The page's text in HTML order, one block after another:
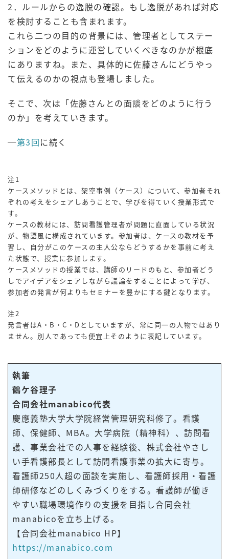
2．ルールからの逸脱の確認。もし逸脱があれば対応
を検討することも含まれます。
これら二つの目的の背景には、管理者としてステー
ションをどのように運営していくべきなのかが根底
にありますね。また、具体的に佐藤さんにどうやっ
て伝えるのかの視点も登場しました。
そこで、次は「佐藤さんとの面談をどのように行う
のか」を考えていきます。
─第3回に続く
注1
ケースメソッドとは、架空事例（ケース）について、参加者それ
ぞれの考えをシェアしあうことで、学びを得ていく授業形式で
す。
ケースの教材には、訪問看護管理者が問題に直面している状況
が、物語風に構成されています。参加者は、ケースの教材を予
習し、自分がこのケースの主人公ならどうするかを事前に考え
た状態で、授業に参加します。
ケースメソッドの授業では、講師のリードのもと、参加者どう
しでアイデアをシェアしながら議論をすることによって学び、
参加者の発言が何よりもセミナーを豊かにする鍵となります。
注2
発言者はA・B・C・Dとしていますが、常に同一の人物ではあり
ません。別人であっても便宜上そのように表記しています。
執筆
鶴ケ谷理子
合同会社manabico代表
慶應義塾大学大学院経営管理研究科修了。看護
師、保健師、MBA。大学病院（精神科）、訪問看
護、事業会社での人事を経験後、株式会社やさし
い手看護部長として訪問看護事業の拡大に寄与。
看護師250人超の面談を実施し、看護師採用・看護
師研修などのしくみづくりをする。看護師が働き
やすい職場環境作りの支援を目指し合同会社
manabicoを立ち上げる。
【合同会社manabico HP】
https://manabico.com